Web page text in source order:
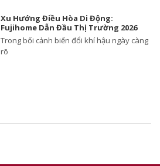
Xu Hướng Điều Hòa Di Động:
Fujihome Dẫn Đầu Thị Trường 2026
Trong bối cảnh biến đổi khí hậu ngày càng
rõ